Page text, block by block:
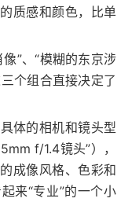
质感和颜色，比单
像”、“模糊的东京涉
个组合直接决定了
体的相机和镜头型
f/1.4镜头”），
成像风格、色彩和
来“专业”的一个小